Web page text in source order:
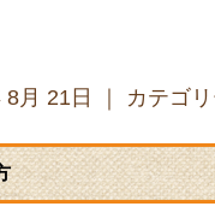
8月 21日 ｜ カテゴ